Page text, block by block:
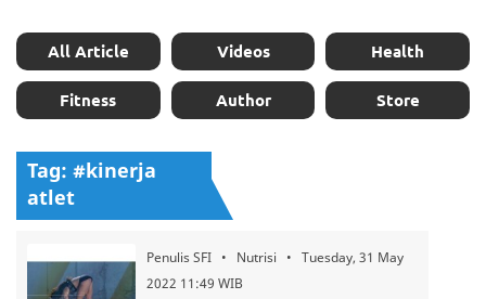
All Article Videos Health
Fitness Author Store
Tag: #kinerja
atlet
Penulis SFI • Nutrisi • Tuesday, 31 May
2022 11:49 WIB